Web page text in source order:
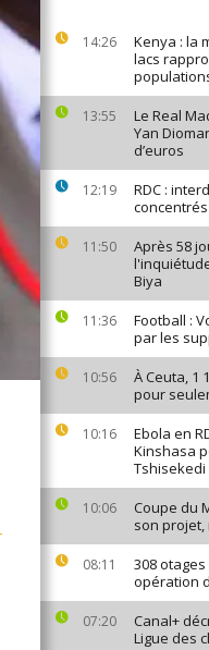
14:26
Kenya : la
lacs
13:55
Le Real
Yan
d’euros
12:19
RDC :
11:50
Après 58
Biya
11:36
Football :
par les
10:56
À Ceuta, 1
pour
10:16
Ebola en
Kinshasa
Tshisekedi
10:06
Coupe du
son
08:11
308
opération
07:20
Canal+
Ligue des